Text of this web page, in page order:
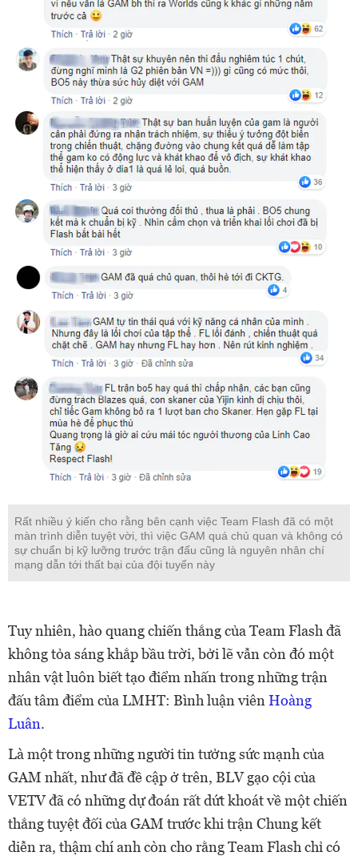
Rất nhiều ý kiến cho rằng bên cạnh việc Team Flash đã có một
màn trình diễn tuyệt vời, thì việc GAM quá chủ quan và không có
sự chuẩn bị kỹ lưỡng trước trận đấu cũng là nguyên nhân chí
mạng dẫn tới thất bại của đội tuyển này
Tuy nhiên, hào quang chiến thắng của Team Flash đã
không tỏa sáng khắp bầu trời, bởi lẽ vẫn còn đó một
nhân vật luôn biết tạo điểm nhấn trong những trận
đấu tâm điểm của LMHT: Bình luận viên Hoàng
Luân.
Là một trong những người tin tưởng sức mạnh của
GAM nhất, như đã đề cập ở trên, BLV gạo cội của
VETV đã có những dự đoán rất dứt khoát về một chiến
thắng tuyệt đối của GAM trước khi trận Chung kết
diễn ra, thậm chí anh còn cho rằng Team Flash chỉ có